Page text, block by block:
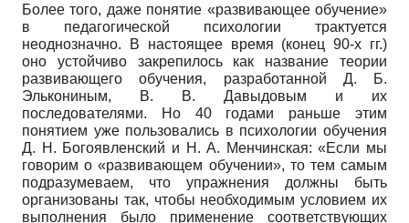
Более того, даже понятие «развивающее обучение»
в педагогической психологии трактуется
неоднозначно. В настоящее время (конец 90-х гг.)
оно устойчиво закрепилось как название теории
развивающего обучения, разработанной Д. Б.
Элькониным, В. В. Давыдовым и их
последователями. Но 40 годами раньше этим
понятием уже пользовались в психологии обучения
Д. Н. Богоявленский и Н. А. Менчинская: «Если мы
говорим о «развивающем обучении», то тем самым
подразумеваем, что упражнения должны быть
организованы так, чтобы необходимым условием их
выполнения было применение соответствующих